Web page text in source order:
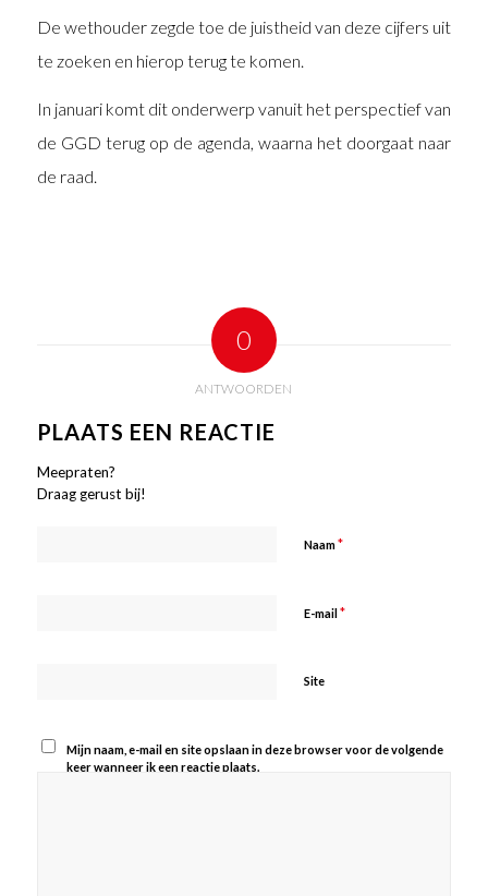
De wethouder zegde toe de juistheid van deze cijfers uit
te zoeken en hierop terug te komen.
In januari komt dit onderwerp vanuit het perspectief van
de GGD terug op de agenda, waarna het doorgaat naar
de raad.
0
ANTWOORDEN
PLAATS EEN REACTIE
Meepraten?
Draag gerust bij!
Naam*
E-mail*
Site
Mijn naam, e-mail en site opslaan in deze browser voor de volgende
keer wanneer ik een reactie plaats.